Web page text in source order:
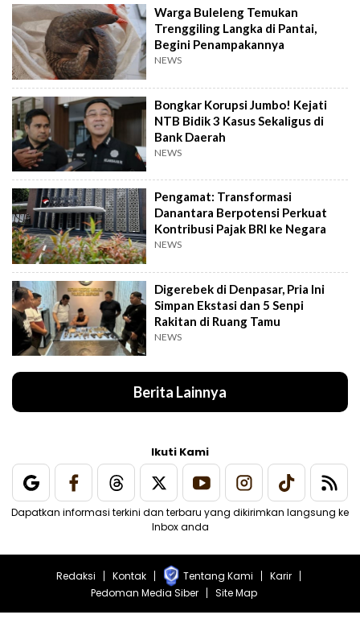
Warga Buleleng Temukan
Trenggiling Langka di Pantai,
Begini Penampakannya
NEWS
Bongkar Korupsi Jumbo! Kejati
NTB Bidik 3 Kasus Sekaligus di
Bank Daerah
NEWS
Pengamat: Transformasi
Danantara Berpotensi Perkuat
Kontribusi Pajak BRI ke Negara
NEWS
Digerebek di Denpasar, Pria Ini
Simpan Ekstasi dan 5 Senpi
Rakitan di Ruang Tamu
NEWS
Berita Lainnya
Ikuti Kami
Dapatkan informasi terkini dan terbaru yang dikirimkan langsung ke
Inbox anda
Redaksi Kontak Tentang Kami
Karir
Pedoman Media Siber
Site Map